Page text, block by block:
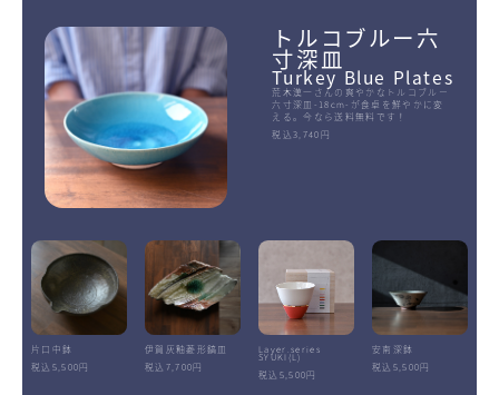
トルコブルー六
寸深皿
Turkey Blue Plates
荒木漢一さんの爽やかなトルコブルー
六寸深皿-18cm-が食卓を鮮やかに変
える。今なら送料無料です！
税込3,740円
片口中鉢
税込5,500円
伊賀灰釉菱形鎬皿
税込7,700円
Layer.series
SYUKI(L)
税込5,500円
安南深鉢
税込5,500円